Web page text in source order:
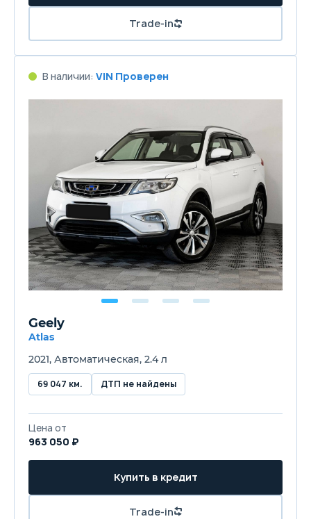
Trade-in
В наличии: VIN Проверен
Geely
Atlas
2021, Автоматическая, 2.4 л
69 047 км. ДТП не найдены
Цена от
963 050 ₽
Купить в кредит
Trade-in